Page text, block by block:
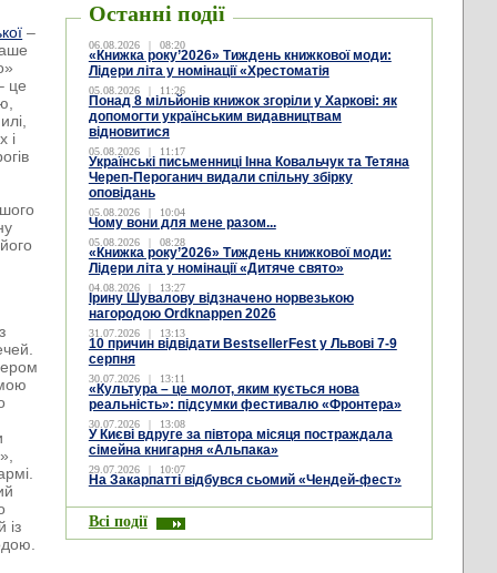
–
це
і
із
Останні події
06.08.2026 | 08:20
«Книжка року’2026» Тиждень книжкової моди:
Лідери літа у номінації «Хрестоматія
05.08.2026 | 11:26
Понад 8 мільйонів книжок згоріли у Харкові: як
допомогти українським видавництвам
відновитися
05.08.2026 | 11:17
Українські письменниці Інна Ковальчук та Тетяна
Череп-Пероганич видали спільну збірку
оповідань
05.08.2026 | 10:04
Чому вони для мене разом...
05.08.2026 | 08:28
«Книжка року’2026» Тиждень книжкової моди:
Лідери літа у номінації «Дитяче свято»
04.08.2026 | 13:27
Ірину Шувалову відзначено норвезькою
нагородою Ordknappen 2026
31.07.2026 | 13:13
10 причин відвідати BestsellerFest у Львові 7-9
серпня
30.07.2026 | 13:11
«Культура – це молот, яким кується нова
реальність»: підсумки фестивалю «Фронтера»
30.07.2026 | 13:08
У Києві вдруге за півтора місяця постраждала
сімейна книгарня «Альпака»
29.07.2026 | 10:07
На Закарпатті відбувся сьомий «Чендей-фест»
Всі події